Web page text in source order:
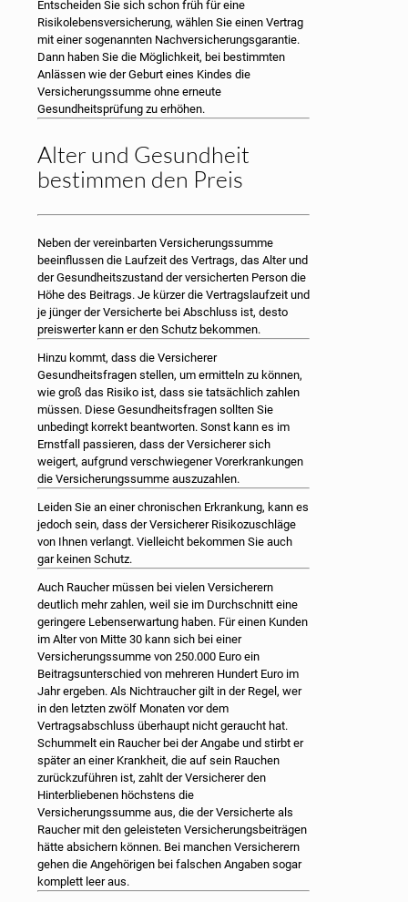
Entscheiden Sie sich schon früh für eine
Risikolebensversicherung, wählen Sie einen Vertrag
mit einer sogenannten Nachversicherungsgarantie.
Dann haben Sie die Möglichkeit, bei bestimmten
Anlässen wie der Geburt eines Kindes die
Versicherungssumme ohne erneute
Gesundheitsprüfung zu erhöhen.
Alter und Gesundheit
bestimmen den Preis
Neben der vereinbarten Versicherungssumme
beeinflussen die Laufzeit des Vertrags, das Alter und
der Gesundheitszustand der versicherten Person die
Höhe des Beitrags. Je kürzer die Vertragslaufzeit und
je jünger der Versicherte bei Abschluss ist, desto
preiswerter kann er den Schutz bekommen.
Hinzu kommt, dass die Versicherer
Gesundheitsfragen stellen, um ermitteln zu können,
wie groß das Risiko ist, dass sie tatsächlich zahlen
müssen. Diese Gesundheitsfragen sollten Sie
unbedingt korrekt beantworten. Sonst kann es im
Ernstfall passieren, dass der Versicherer sich
weigert, aufgrund verschwiegener Vorerkrankungen
die Versicherungssumme auszuzahlen.
Leiden Sie an einer chronischen Erkrankung, kann es
jedoch sein, dass der Versicherer Risikozuschläge
von Ihnen verlangt. Vielleicht bekommen Sie auch
gar keinen Schutz.
Auch Raucher müssen bei vielen Versicherern
deutlich mehr zahlen, weil sie im Durchschnitt eine
geringere Lebenserwartung haben. Für einen Kunden
im Alter von Mitte 30 kann sich bei einer
Versicherungssumme von 250.000 Euro ein
Beitragsunterschied von mehreren Hundert Euro im
Jahr ergeben. Als Nichtraucher gilt in der Regel, wer
in den letzten zwölf Monaten vor dem
Vertragsabschluss überhaupt nicht geraucht hat.
Schummelt ein Raucher bei der Angabe und stirbt er
später an einer Krankheit, die auf sein Rauchen
zurückzuführen ist, zahlt der Versicherer den
Hinterbliebenen höchstens die
Versicherungssumme aus, die der Versicherte als
Raucher mit den geleisteten Versicherungsbeiträgen
hätte absichern können. Bei manchen Versicherern
gehen die Angehörigen bei falschen Angaben sogar
komplett leer aus.